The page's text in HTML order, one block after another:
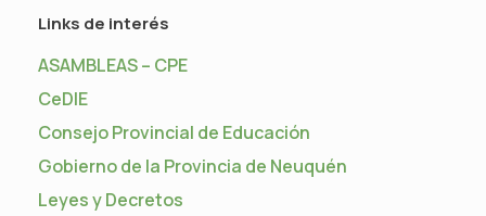
Links de interés
ASAMBLEAS – CPE
CeDIE
Consejo Provincial de Educación
Gobierno de la Provincia de Neuquén
Leyes y Decretos